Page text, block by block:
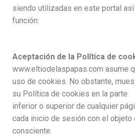
siendo utilizadas en este portal
función:
Aceptación de la Política de
www.eltiodelaspapas.com asume
uso de cookies. No obstante,
su Política de cookies en la parte
inferior o superior de cualquier
cada inicio de sesión con el objeto
consciente.